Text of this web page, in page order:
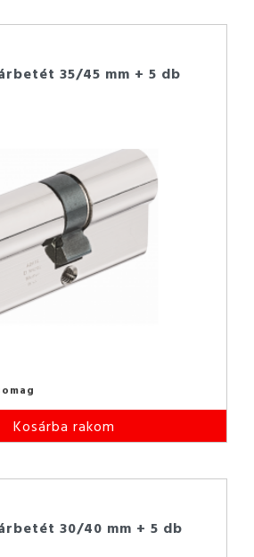
35/45 mm + 5 db
Kosárba rakom
30/40 mm + 5 db